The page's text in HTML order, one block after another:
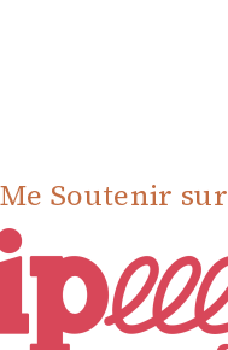
Me Soutenir sur